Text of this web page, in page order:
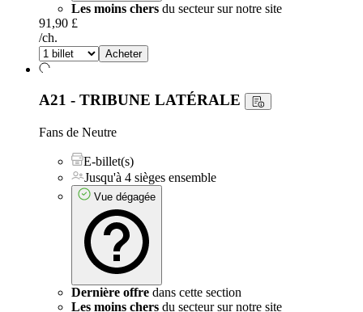
Les moins chers du secteur sur notre site
91,90 £
/ch.
Acheter
A21 - TRIBUNE LATÉRALE
Fans de Neutre
E-billet(s)
Jusqu'à 4 sièges ensemble
Vue dégagée
Dernière offre dans cette section
Les moins chers du secteur sur notre site